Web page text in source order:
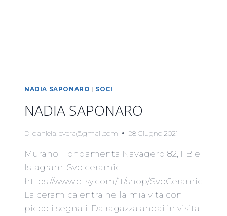
NADIA SAPONARO | SOCI
NADIA SAPONARO
Di daniela.levera@gmail.com 28 Giugno 2021
Murano, Fondamenta Navagero 82, FB e
Istagram: Svo ceramic
https://www.etsy.com/it/shop/SvoCeramic
La ceramica entra nella mia vita con
piccoli segnali. Da ragazza andai in visita